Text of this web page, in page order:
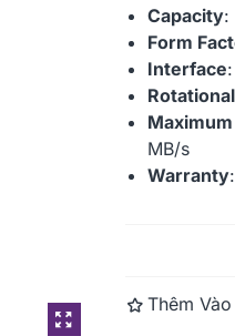
Capacity:
Form
Interface
MB/s
Warranty
Thêm
Ổ